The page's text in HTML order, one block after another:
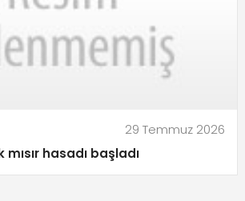
29 Temmuz 2026
mısır hasadı başladı